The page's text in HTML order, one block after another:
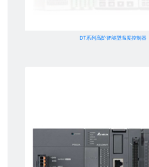
DT系列高阶智能型温度控制器